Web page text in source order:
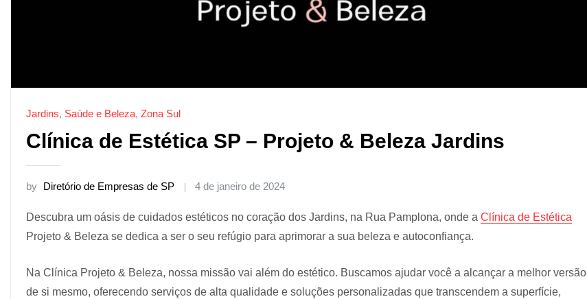
Jardins, Saúde e Beleza, Zona Sul
Clínica de Estética SP – Projeto & Beleza Jardins
by Diretório de Empresas de SP 4 de janeiro de 2024
Descubra um oásis de cuidados estéticos no coração dos Jardins, na Rua Pamplona, onde a Clínica de Estética
Projeto & Beleza se dedica a ser o seu refúgio para aprimorar a sua beleza e autoconfiança.
Na Clínica Projeto & Beleza, nossa missão vai além do estético. Buscamos ajudar você a alcançar a melhor versão
de si mesmo, oferecendo serviços de alta qualidade e soluções personalizadas que transcendem a superfície,